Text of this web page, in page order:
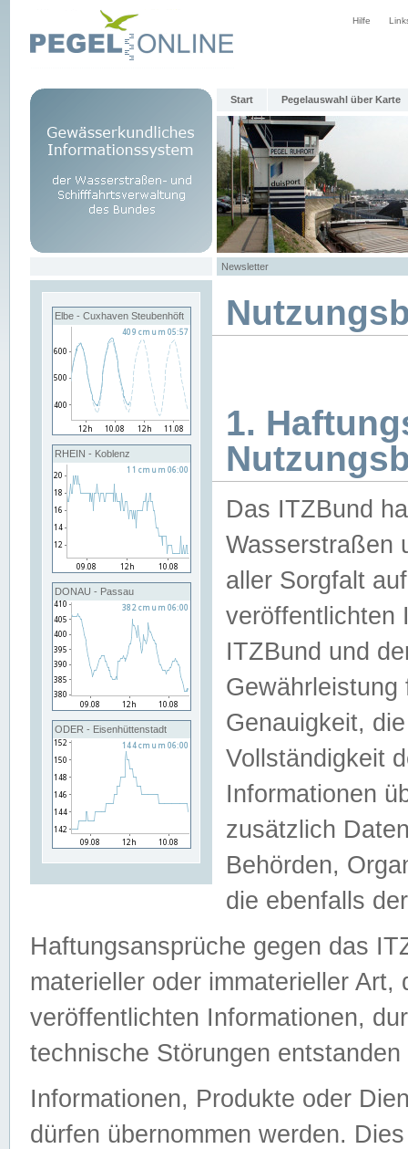
Hilfe
Start Pegelauswahl über Karte
Newsletter
Elbe - Cuxhaven Steubenhöft
RHEIN - Koblenz
DONAU - Passau
ODER - Eisenhüttenstadt
1.
Das ITZBund
Wasserstraßen
aller Sorgfalt
veröffentlichten
ITZBund und
Genauigkeit,
Vollständigkeit
Informationen
zusätzlich
Behörden,
die ebenfalls
Haftungsansprüche gegen das
materieller oder immaterieller
veröffentlichten Informationen,
technische Störungen
Informationen, Produkte oder
dürfen übernommen werden.